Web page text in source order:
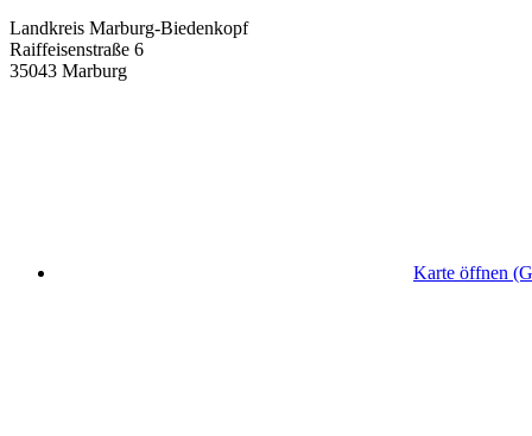
Landkreis Marburg-Biedenkopf
Raiffeisenstraße 6
35043 Marburg
Karte öffnen